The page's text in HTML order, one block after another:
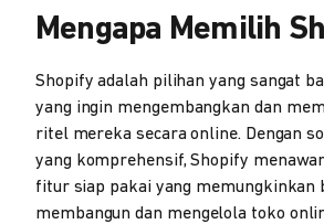
Mengapa Memilih
Shopify adalah pilihan yang sangat
yang ingin mengembangkan dan
ritel mereka secara online. Dengan
yang komprehensif, Shopify
fitur siap pakai yang memungkinkan
membangun dan mengelola toko